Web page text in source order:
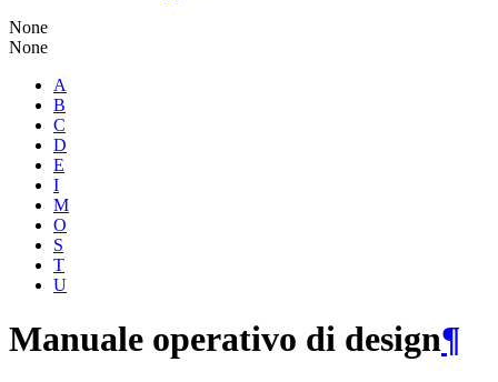
None
None
A
B
C
D
E
I
M
O
S
T
U
Manuale operativo di design¶